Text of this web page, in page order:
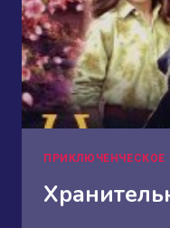
ПРИКЛЮЧЕНЧЕСКОЕ